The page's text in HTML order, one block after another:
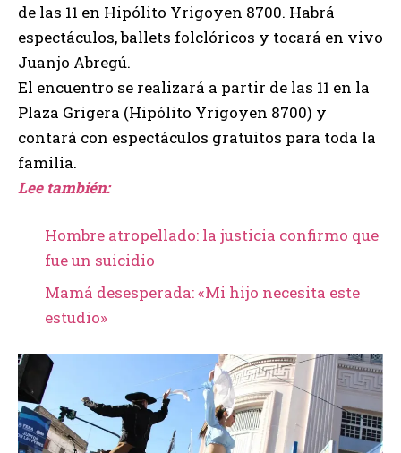
de las 11 en Hipólito Yrigoyen 8700. Habrá
espectáculos, ballets folclóricos y tocará en vivo
Juanjo Abregú.
El encuentro se realizará a partir de las 11 en la
Plaza Grigera (Hipólito Yrigoyen 8700) y
contará con espectáculos gratuitos para toda la
familia.
Lee también:
Hombre atropellado: la justicia confirmo que
fue un suicidio
Mamá desesperada: «Mi hijo necesita este
estudio»